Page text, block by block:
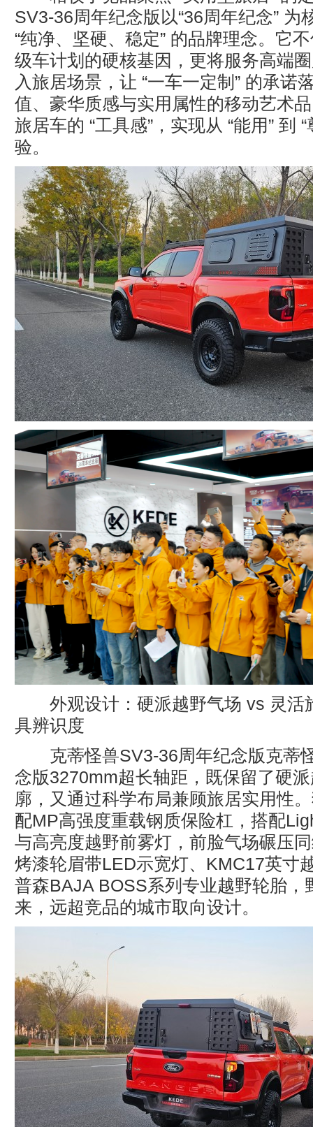
SV3-36周年纪念版以“36周年纪念” 为
“纯净、坚硬、稳定” 的品牌理念。它
级车计划的硬核基因，更将服务高端
入旅居场景，让 “一车一定制” 的承诺
值、豪华质感与实用属性的移动艺术
旅居车的 “工具感”，实现从 “能用” 到
验。
外观设计：硬派越野气场 vs 灵活
具辨识度
克蒂怪兽SV3-36周年纪念版克蒂
念版3270mm超长轴距，既保留了硬
廓，又通过科学布局兼顾旅居实用性
配MP高强度重载钢质保险杠，搭配
与高亮度越野前雾灯，前脸气场碾压
烤漆轮眉带LED示宽灯、KMC17英寸
普森BAJA BOSS系列专业越野轮胎，
来，远超竞品的城市取向设计。